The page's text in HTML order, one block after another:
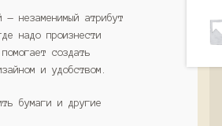
— незаменимый атрибут
надо произнести
создать
и удобством.
бумаги и другие